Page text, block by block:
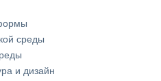
среды
и дизайн